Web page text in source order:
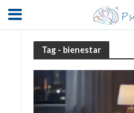
Tag - bienestar